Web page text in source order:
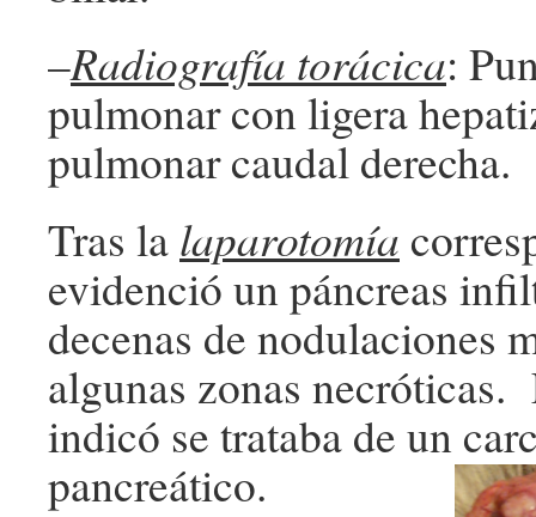
–Radiografía torácica:
pulmonar con ligera
pulmonar caudal derecha.
Tras la laparotomía
evidenció un páncreas
decenas de nodulaciones
algunas zonas
indicó se trataba de un
pancreático.